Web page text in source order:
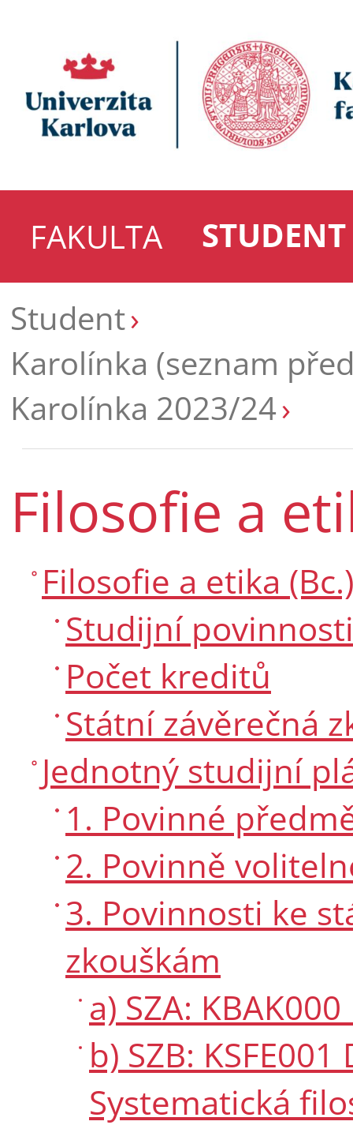
FAKULTA
STUDENT
Student
Karolínka (seznam
Karolínka 2023/24
Filosofie a
Filosofie a etika
Studijní povinnosti
Počet kreditů
Státní závěrečná
Jednotný studijní
1. Povinné
2. Povinně
3. Povinnosti ke
zkouškám
a) SZA:
b) SZB:
Systematická